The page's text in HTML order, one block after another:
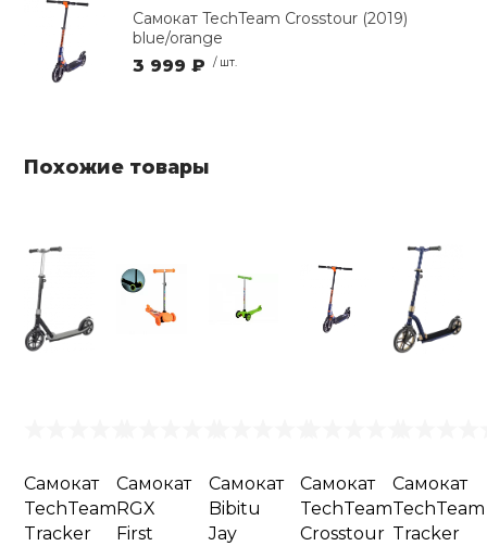
Самокат TechTeam Crosstour (2019)
blue/orange
3 999 ₽ / шт.
Похожие товары
Самокат
TechTeam
Tracker
Самокат
RGX
First
Самокат
Bibitu
Jay
Самокат
TechTeam
Crosstour
Самокат
TechTeam
Tracker